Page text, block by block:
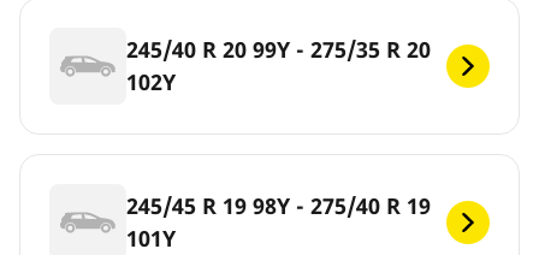
245/40 R 20 99Y - 275/35 R 20
102Y
245/45 R 19 98Y - 275/40 R 19
101Y